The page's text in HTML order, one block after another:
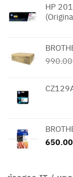
HP
650.00